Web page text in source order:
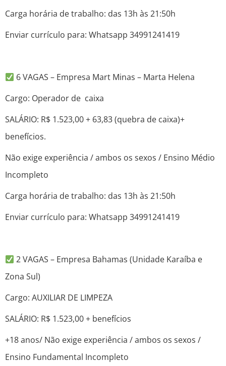
Carga horária de trabalho: das 13h às 21:50h
Enviar currículo para: Whatsapp 34991241419
6 VAGAS – Empresa Mart Minas – Marta Helena
Cargo: Operador de caixa
SALÁRIO: R$ 1.523,00 + 63,83 (quebra de caixa)+
benefícios.
Não exige experiência / ambos os sexos / Ensino Médio
Incompleto
Carga horária de trabalho: das 13h às 21:50h
Enviar currículo para: Whatsapp 34991241419
2 VAGAS – Empresa Bahamas (Unidade Karaíba e
Zona Sul)
Cargo: AUXILIAR DE LIMPEZA
SALÁRIO: R$ 1.523,00 + benefícios
+18 anos/ Não exige experiência / ambos os sexos /
Ensino Fundamental Incompleto